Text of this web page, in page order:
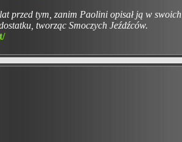
przed tym, zanim Paolini opisał ją w swoich
tworząc Smoczych Jeźdźców.